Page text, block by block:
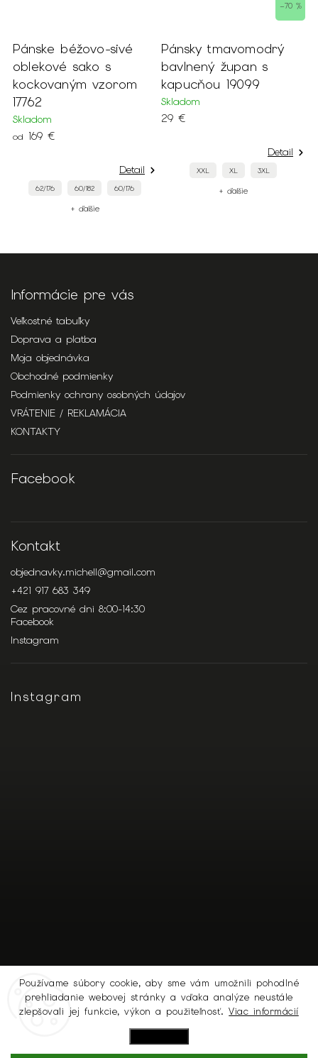
Používame súbory cookie, aby sme vám umožnili pohodlné
prehliadanie webovej stránky a vďaka analýze neustále
zlepšovali jej funkcie, výkon a použiteľnosť.Viac informácií
Pánske béžovo-sivé
oblekové sako s
kockovaným vzorom
17762
Skladom
od 169 €
Detail
62/176 60/182 60/176
+ ďalšie
–70 %
Pánsky tmavomodrý
bavlnený župan s
kapucňou 19099
Skladom
29 €
Detail
XXL XL 3XL
+ ďalšie
Informácie pre vás
Veľkostné tabuľky
Doprava a platba
Moja objednávka
Obchodné podmienky
Podmienky ochrany osobných údajov
VRÁTENIE / REKLAMÁCIA
KONTAKTY
Facebook
Kontakt
objednavky.michell@gmail.com
+421 917 683 349
Cez pracovné dni 8:00-14:30
Facebook
Instagram
Instagram
Sledovať na Instagrame
Copyright 2026MICHELL.SK. Všetky práva vyhradené.